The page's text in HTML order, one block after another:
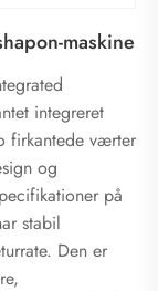
maskine
integreret
firkantede værter
og
på
stabil
Den er